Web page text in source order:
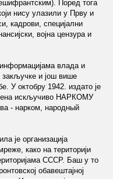
Поред тога
нису улазили у Прву и
кадрови, специјални
војна цензура и
влада и
закључке и још више
У октобру 1942. издато је
искључиво НАРКОМУ
- нарком, народный
је организација
како на територији
СССР. Баш у то
обавештајној